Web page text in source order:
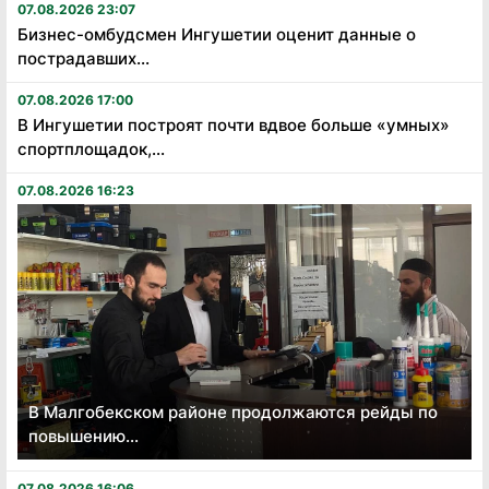
07.08.2026 23:07
Бизнес-омбудсмен Ингушетии оценит данные о
пострадавших...
07.08.2026 17:00
В Ингушетии построят почти вдвое больше «умных»
спортплощадок,...
07.08.2026 16:23
В Малгобекском районе продолжаются рейды по
повышению...